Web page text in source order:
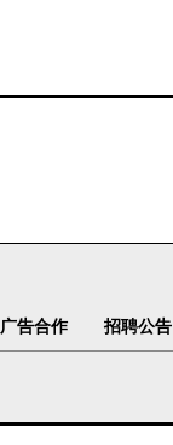
广告合作 招聘公告